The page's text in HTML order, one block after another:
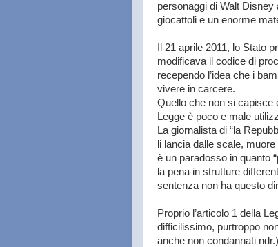
personaggi di Walt
giocattoli e un enorme
Il 21 aprile 2011, lo Stato
modificava il codice di
recependo l’idea che i
vivere in carcere.
Quello che non si capisce
Legge è poco e male
La giornalista di “la
li lancia dalle scale,
è un paradosso in quanto
la pena in strutture
sentenza non ha questo
Proprio l’articolo 1 della
difficilissimo, purtroppo
anche non condannati